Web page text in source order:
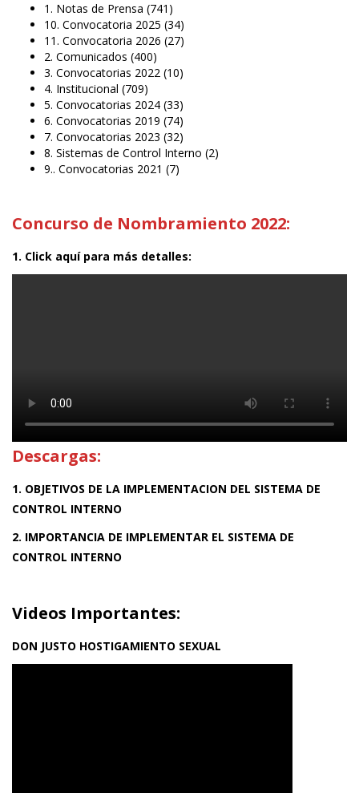
1. Notas de Prensa (741)
10. Convocatoria 2025 (34)
11. Convocatoria 2026 (27)
2. Comunicados (400)
3. Convocatorias 2022 (10)
4. Institucional (709)
5. Convocatorias 2024 (33)
6. Convocatorias 2019 (74)
7. Convocatorias 2023 (32)
8. Sistemas de Control Interno (2)
9.. Convocatorias 2021 (7)
Concurso de Nombramiento 2022:
1. Click aquí para más detalles:
Descargas:
1. OBJETIVOS DE LA IMPLEMENTACION DEL SISTEMA DE
CONTROL INTERNO
2. IMPORTANCIA DE IMPLEMENTAR EL SISTEMA DE
CONTROL INTERNO
Videos Importantes:
DON JUSTO HOSTIGAMIENTO SEXUAL